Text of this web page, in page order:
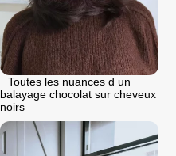
Toutes les nuances d un
balayage chocolat sur cheveux
noirs